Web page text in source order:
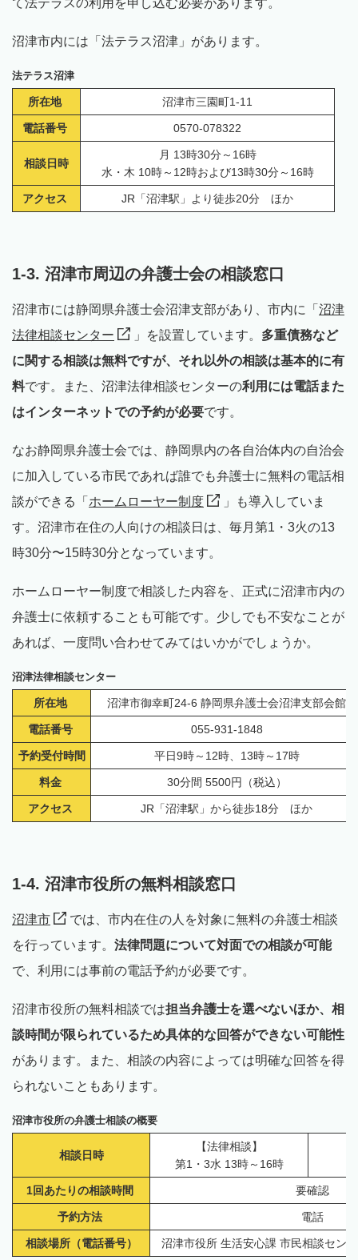
沼津市内には「法テラス沼津」があります。
法テラス沼津
所在地 沼津市三園町1-11
電話番号 0570-078322
相談日時
月 13時30分～16時
水・木 10時～12時および13時30分～16時
アクセス JR「沼津駅」より徒歩20分 ほか
1-3. 沼津市周辺の弁護士会の相談窓口
沼津市には静岡県弁護士会沼津支部があり、市内に「 沼津
法律相談センター
」を設置しています。 多重債務など
に関する相談は無料ですが、それ以外の相談は基本的に有
料です。また、沼津法律相談センターの利用には電話また
はインターネットでの予約が必要です。
なお静岡県弁護士会では、静岡県内の各自治体内の自治会
に加入している市民であれば誰でも弁護士に無料の電話相
談ができる「 ホームローヤー制度
」も導入していま
す。沼津市在住の人向けの相談日は、毎月第1・3火の13
時30分〜15時30分となっています。
ホームローヤー制度で相談した内容を、正式に沼津市内の
弁護士に依頼することも可能です。少しでも不安なことが
あれば、一度問い合わせてみてはいかがでしょうか。
沼津法律相談センター
所在地 沼津市御幸町24-6 静岡県弁護士会沼津支部会館
電話番号 055-931-1848
予約受付時間 平日9時～12時、13時～17時
料金 30分間 5500円（税込）
アクセス JR「沼津駅」から徒歩18分 ほか
1-4. 沼津市役所の無料相談窓口
沼津市
では、市内在住の人を対象に無料の弁護士相談
を行っています。 法律問題について対面での相談が可能
で、利用には事前の電話予約が必要です。
沼津市役所の無料相談では担当弁護士を選べないほか、相
談時間が限られているため具体的な回答ができない可能性
があります。また、相談の内容によっては明確な回答を得
られないこともあります。
沼津市役所の弁護士相談の概要
相談日時
【法律相談】
第1・3水 13時～16時
1回あたりの相談時間 要確認
予約方法 電話
相談場所（電話番号） 沼津市役所 生活安心課 市民相談セン